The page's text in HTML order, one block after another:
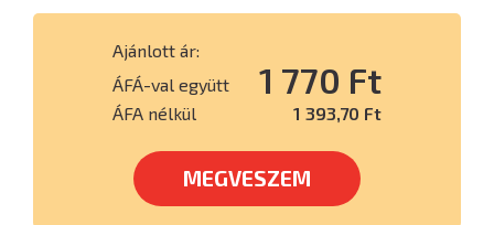
Ajánlott ár:
ÁFÁ-val együtt
1 770 Ft
ÁFA nélkül 1 393,70 Ft
MEGVESZEM